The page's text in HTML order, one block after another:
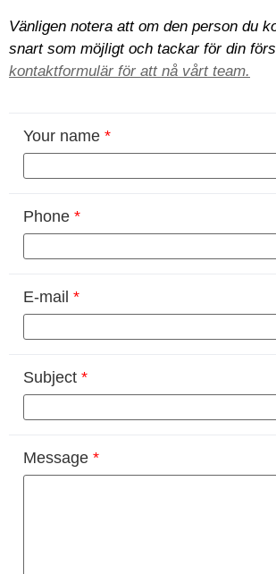
Vänligen notera att om den person du
snart som möjligt och tackar för din
kontaktformulär för att nå vårt team.
Your name *
Phone *
E-mail *
Subject *
Message *